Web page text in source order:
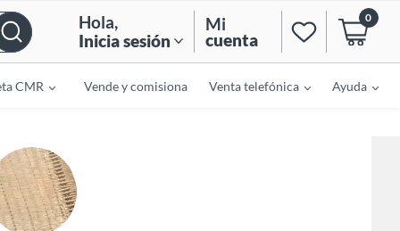
Hola,
Inicia sesión
Mi
cuenta
0
CMR Vende y comisiona Venta telefónica Ayuda